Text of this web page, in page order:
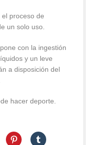
proceso de
un solo uso.
con la ingestión
y un leve
a disposición del
hacer deporte.